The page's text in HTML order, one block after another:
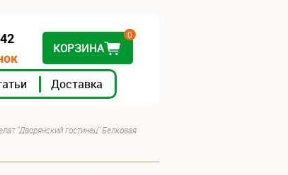
Доставка
КОРЗИНА
0
"Дворянский гостинец" Белковая